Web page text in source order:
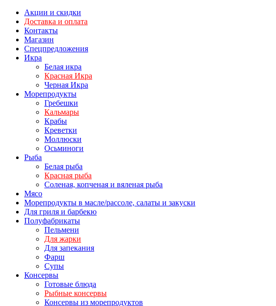
Акции и скидки
Доставка и оплата
Контакты
Магазин
Спецпредложения
Икра
Белая икра
Красная Икра
Черная Икра
Морепродукты
Гребешки
Кальмары
Крабы
Креветки
Моллюски
Осьминоги
Рыба
Белая рыба
Красная рыба
Соленая, копченая и вяленая рыба
Мясо
Морепродукты в масле/рассоле, салаты и закуски
Для гриля и барбекю
Полуфабрикаты
Пельмени
Для жарки
Для запекания
Фарш
Супы
Консервы
Готовые блюда
Рыбные консервы
Консервы из морепродуктов